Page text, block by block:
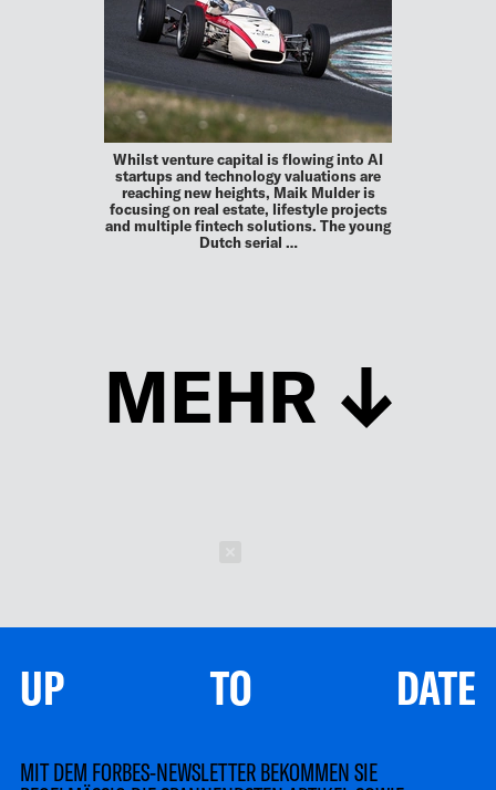
Whilst venture capital is flowing into AI
startups and technology valuations are
reaching new heights, Maik Mulder is
focusing on real estate, lifestyle projects
and multiple fintech solutions. The young
Dutch serial …
MEHR
UP TO DATE
MIT DEM FORBES-NEWSLETTER BEKOMMEN SIE